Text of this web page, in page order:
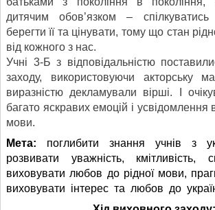
дитячим обов’язком –
берегти її та цінувати, тому що стан
від кожного з нас.
Учні 3-Б з відповідальністю
заходу, використовуючи акторську
виразністю декламували вірші. І
багато яскравих емоцій і усвідомлення
мови.
Мета: поглибити знання учнів з
розвивати уважність, кмітливість,
виховувати любов до рідної мови,
виховувати інтерес та любов до